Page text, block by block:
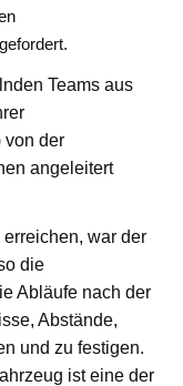
Teams aus
von der
angeleitert
war der
die
Abläufe nach der
Abstände,
und zu festigen.
ist eine der